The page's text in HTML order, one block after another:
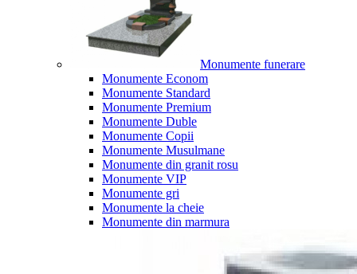
Monumente funerare
Monumente Econom
Monumente Standard
Monumente Premium
Monumente Duble
Monumente Copii
Monumente Musulmane
Monumente din granit rosu
Monumente VIP
Monumente gri
Monumente la cheie
Monumente din marmura